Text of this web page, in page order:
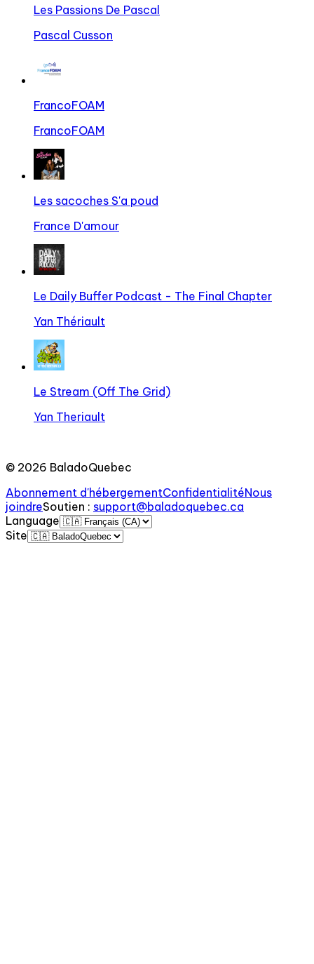
Les Passions De Pascal
Pascal Cusson
FrancoFOAM
FrancoFOAM
Les sacoches S'a poud
France D'amour
Le Daily Buffer Podcast - The Final Chapter
Yan Thériault
Le Stream (Off The Grid)
Yan Theriault
© 2026 BaladoQuebec
Abonnement d'hébergementConfidentialitéNous
joindreSoutien : support@baladoquebec.ca
Language
Site